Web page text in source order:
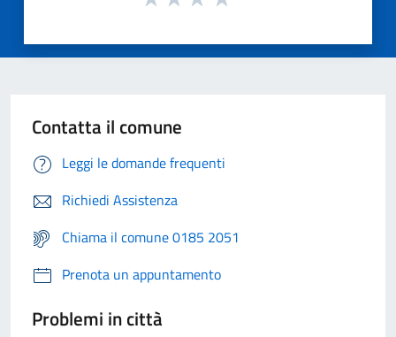
Contatta il comune
Leggi le domande frequenti
Richiedi Assistenza
Chiama il comune 0185 2051
Prenota un appuntamento
Problemi in città